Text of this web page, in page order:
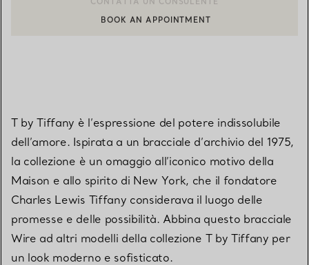
CONTATTA UN CONSULENTE CLIENTI O PRENOTA UN
BOOK AN APPOINTMENT
T by Tiffany è l’espressione del potere indissolubile
dell’amore. Ispirata a un bracciale d’archivio del 1975,
la collezione è un omaggio all’iconico motivo della
Maison e allo spirito di New York, che il fondatore
Charles Lewis Tiffany considerava il luogo delle
promesse e delle possibilità. Abbina questo bracciale
Wire ad altri modelli della collezione T by Tiffany per
un look moderno e sofisticato.